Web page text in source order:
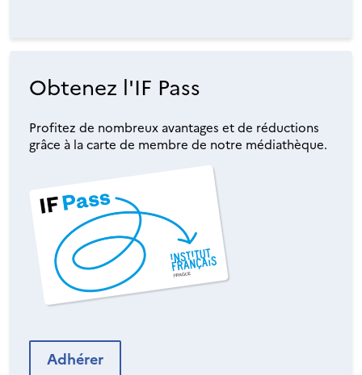
Obtenez l'IF Pass
Profitez de nombreux avantages et de réductions
grâce à la carte de membre de notre médiathèque.
Adhérer